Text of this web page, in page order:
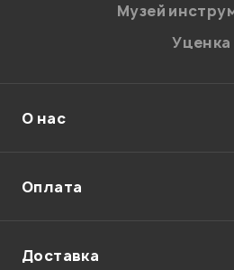
Отправить
Музей
Уценка
О нас
Оплата
Доставка